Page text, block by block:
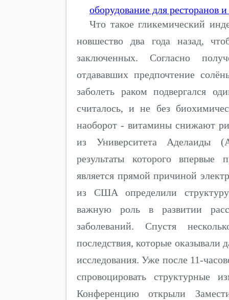
оборудование для ресторанов
Что такое гликемический
новшество два года назад,
заключенных. Согласно
отдававших предпочтение
заболеть раком подвергался
считалось, и не без
наоборот - витамины снижают
из Университета Аделаиды
результаты которого впервые
является прямой причиной
из США определили структуру
важную роль в развитии
заболеваний. Спустя
последствия, которые оказывали
исследования. Уже после 11-
спровоцировать структурные
Конференцию открыли